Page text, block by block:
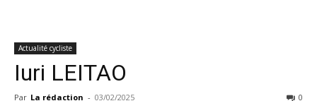
Actualité cycliste
Iuri LEITAO
Par La rédaction - 03/02/2025 0